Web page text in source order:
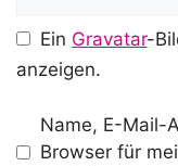
Ein Gravatar-
anzeigen.
Name, E-Mail-
Browser für